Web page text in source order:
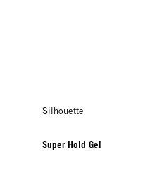
Silhouette
Super Hold Gel